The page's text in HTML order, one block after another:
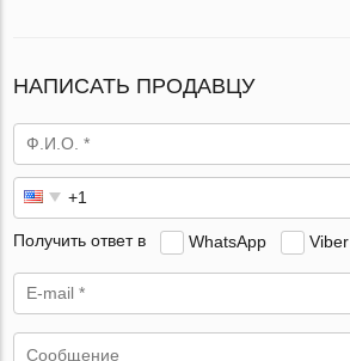
НАПИСАТЬ ПРОДАВЦУ
Получить ответ в WhatsApp Viber